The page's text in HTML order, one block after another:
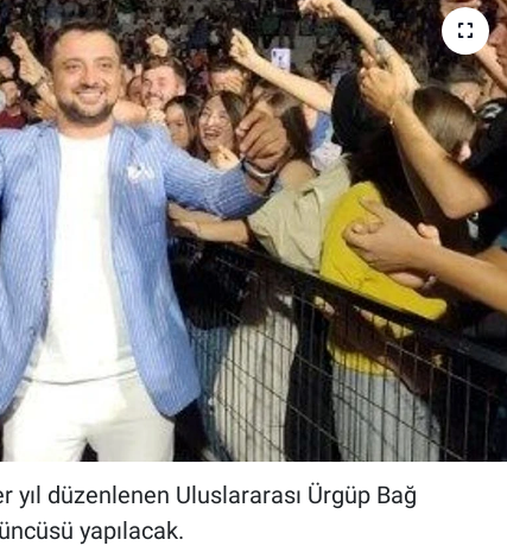
yıl düzenlenen Uluslararası Ürgüp Bağ
yapılacak.